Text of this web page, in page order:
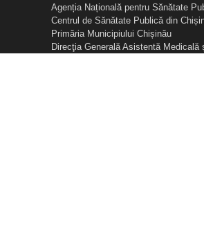
Agenția Națională pentru Sănătate
Centrul de Sănătate Publică din
Primăria Municipiului Chișinău
Direcţia Generală Asistentă Medicală